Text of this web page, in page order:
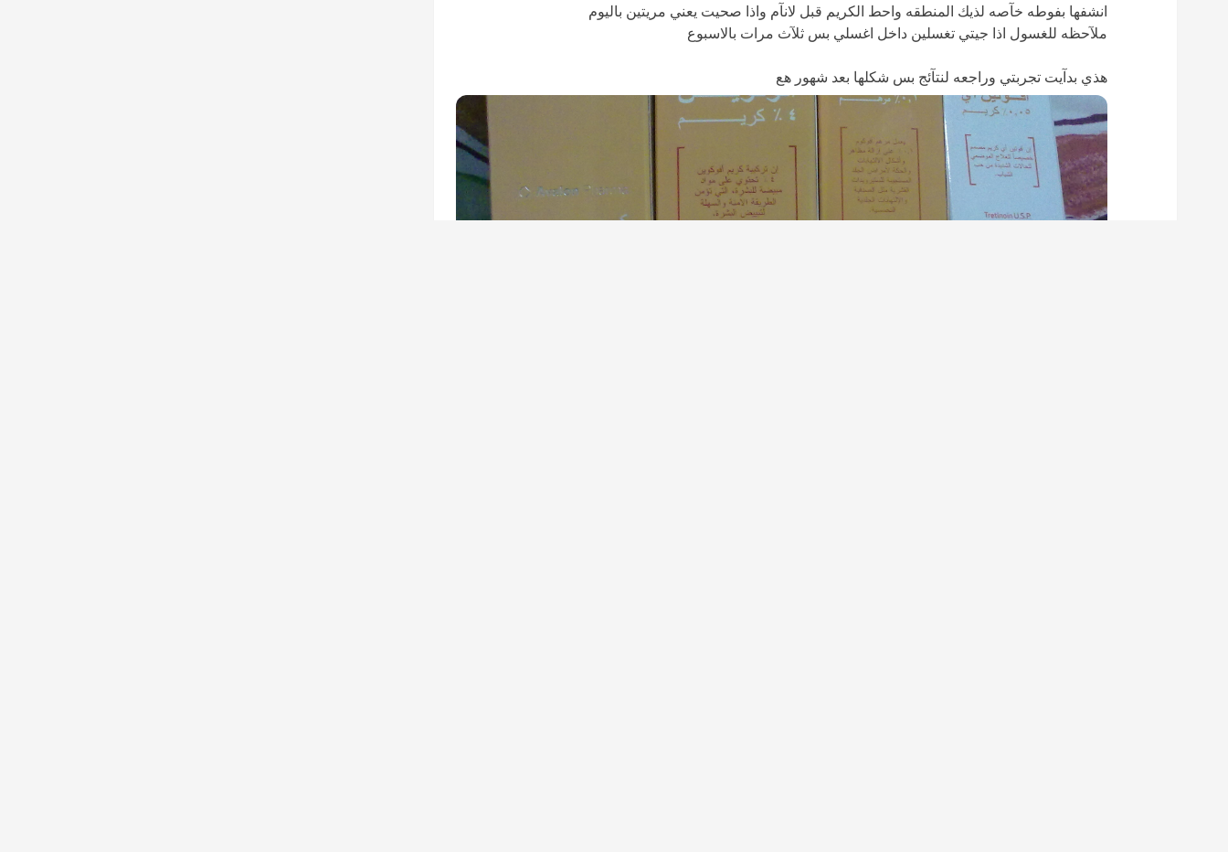
انشفها بفوطه خآصه لذيك المنطقه واحط الكريم قبل لانآم واذا صحيت يعني مريتين باليوم
ملآحظه للغسول اذا جيتي تغسلين داخل اغسلي بس ثلآث مرات بالاسبوع
هذي بدآيت تجربتي وراجعه لنتآئج بس شكلها بعد شهور هع